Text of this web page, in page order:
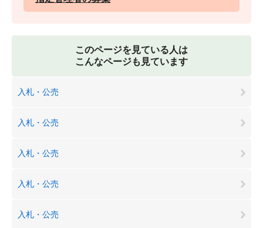
このページを見ている人は
こんなページも見ています
入札・公売
入札・公売
入札・公売
入札・公売
入札・公売